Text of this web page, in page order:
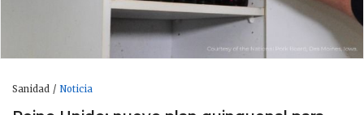
Sanidad Noticia